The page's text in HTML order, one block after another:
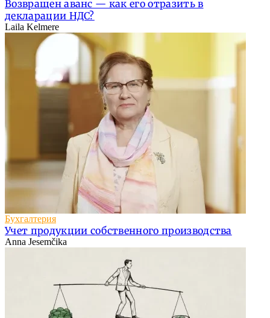
Возвращен аванс — как его отразить в
декларации НДС?
Laila Kelmere
Бухгалтерия
Учет продукции собственного производства
Anna Jesemčika